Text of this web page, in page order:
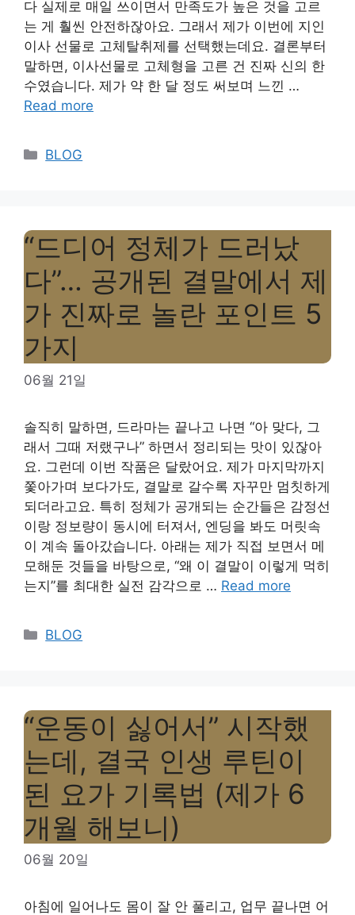
다 실제로 매일 쓰이면서 만족도가 높은 것을 고르
는 게 훨씬 안전하잖아요. 그래서 제가 이번에 지인
이사 선물로 고체탈취제를 선택했는데요. 결론부터
말하면, 이사선물로 고체형을 고른 건 진짜 신의 한
수였습니다. 제가 약 한 달 정도 써보며 느낀 …
Read more
Categories
BLOG
“드디어 정체가 드러났
다”… 공개된 결말에서 제
가 진짜로 놀란 포인트 5
가지
06월 21일
솔직히 말하면, 드라마는 끝나고 나면 “아 맞다, 그
래서 그때 저랬구나” 하면서 정리되는 맛이 있잖아
요. 그런데 이번 작품은 달랐어요. 제가 마지막까지
쫓아가며 보다가도, 결말로 갈수록 자꾸만 멈칫하게
되더라고요. 특히 정체가 공개되는 순간들은 감정선
이랑 정보량이 동시에 터져서, 엔딩을 봐도 머릿속
이 계속 돌아갔습니다. 아래는 제가 직접 보면서 메
모해둔 것들을 바탕으로, “왜 이 결말이 이렇게 먹히
는지”를 최대한 실전 감각으로 … Read more
Categories
BLOG
“운동이 싫어서” 시작했
는데, 결국 인생 루틴이
된 요가 기록법 (제가 6
개월 해보니)
06월 20일
아침에 일어나도 몸이 잘 안 풀리고, 업무 끝나면 어